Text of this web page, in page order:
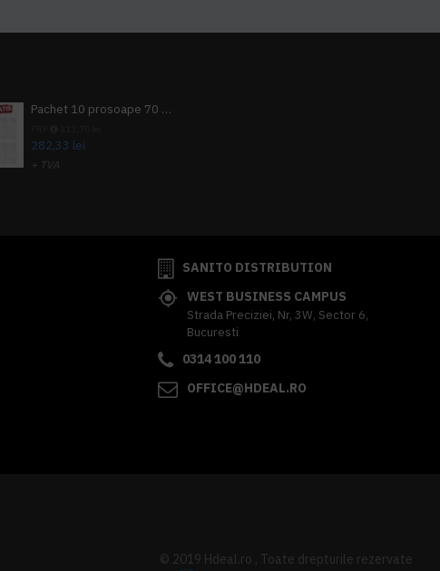
Pachet 10 prosoape 70 x 140cm 9 + 1 gratuit
282,33 lei
+ TVA
SANITO DISTRIBUTION
WEST BUSINESS CAMPUS
Strada Preciziei, Nr, 3W, Sector 6,
Bucuresti
0314 100 110
OFFICE@HDEAL.RO
© 2019 Hdeal.ro , Toate drepturile rezervate